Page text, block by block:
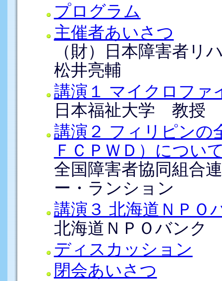
プログラム
主催者あいさつ
（財）日本障害者リ
松井亮輔
講演１ マイクロファ
日本福祉大学 教授
講演２ フィリピンの
ＦＣＰＷＤ）につい
全国障害者協同組
ー・ランション
講演３ 北海道ＮＰＯ
北海道ＮＰＯバン
ディスカッション
閉会あいさつ